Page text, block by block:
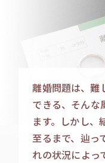
離婚問題は、難
できる、そんな
ます。しかし、
至るまで、辿っ
れの状況によっ